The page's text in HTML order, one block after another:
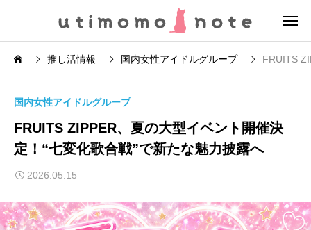
推し活情報 国内女性アイドルグループ FRUITS
国内女性アイドルグループ
FRUITS ZIPPER、夏の大型イベント開催決
定！“七変化歌合戦”で新たな魅力披露へ
2026.05.15